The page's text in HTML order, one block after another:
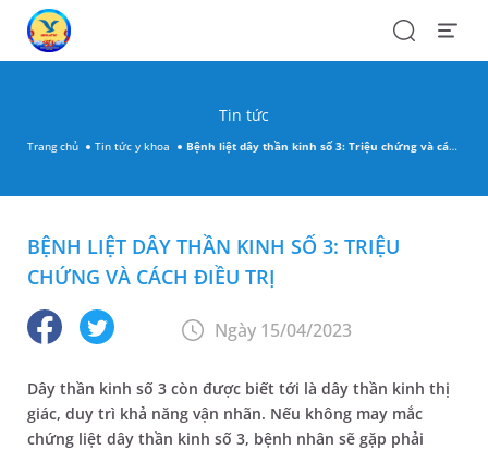
SearchOpen
Tin tức
Trang chủ Tin tức y khoa Bệnh liệt dây thần kinh số 3: Triệu chứng và cách điều trị
BỆNH LIỆT DÂY THẦN KINH SỐ 3: TRIỆU
CHỨNG VÀ CÁCH ĐIỀU TRỊ
Ngày 15/04/2023
Dây thần kinh số 3 còn được biết tới là dây thần kinh thị
giác, duy trì khả năng vận nhãn. Nếu không may mắc
chứng liệt dây thần kinh số 3, bệnh nhân sẽ gặp phải